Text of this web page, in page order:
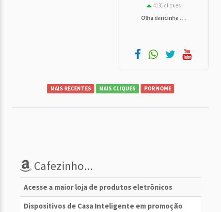
4131 cliques
Olha dancinha . . .
MAIS RECENTES MAIS CLIQUES POR NOME
Cafezinho...
Acesse a maior loja de produtos eletrônicos
Dispositivos de Casa Inteligente em promoção